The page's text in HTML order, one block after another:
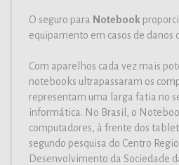
O seguro para Notebook
equipamento em casos de danos
Com aparelhos cada vez mais
notebooks ultrapassaram os
representam uma larga fatia no
informática. No Brasil, o
computadores, à frente dos
segundo pesquisa do Centro
Desenvolvimento da Sociedade